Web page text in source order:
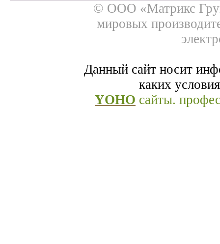
© ООО «Матрикс
мировых
Данный сайт носит
каких
YOHO сайты.